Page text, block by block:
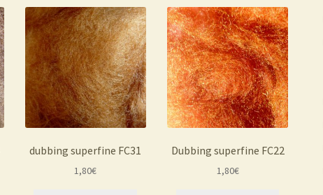
dubbing superfine FC31
1,80€
Dubbing superfine FC22
1,80€